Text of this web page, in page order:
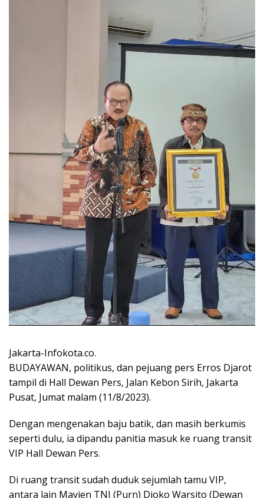
Jakarta-Infokota.co.
BUDAYAWAN, politikus, dan pejuang pers Erros Djarot
tampil di Hall Dewan Pers, Jalan Kebon Sirih, Jakarta
Pusat, Jumat malam (11/8/2023).
Dengan mengenakan baju batik, dan masih berkumis
seperti dulu, ia dipandu panitia masuk ke ruang transit
VIP Hall Dewan Pers.
Di ruang transit sudah duduk sejumlah tamu VIP,
antara lain Mayjen TNI (Purn) Djoko Warsito (Dewan